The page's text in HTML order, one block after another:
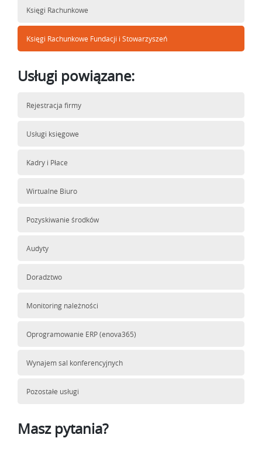
Księgi Rachunkowe
Księgi Rachunkowe Fundacji i Stowarzyszeń
Usługi powiązane:
Rejestracja firmy
Usługi księgowe
Kadry i Płace
Wirtualne Biuro
Pozyskiwanie środków
Audyty
Doradztwo
Monitoring należności
Oprogramowanie ERP (enova365)
Wynajem sal konferencyjnych
Pozostałe usługi
Masz pytania?